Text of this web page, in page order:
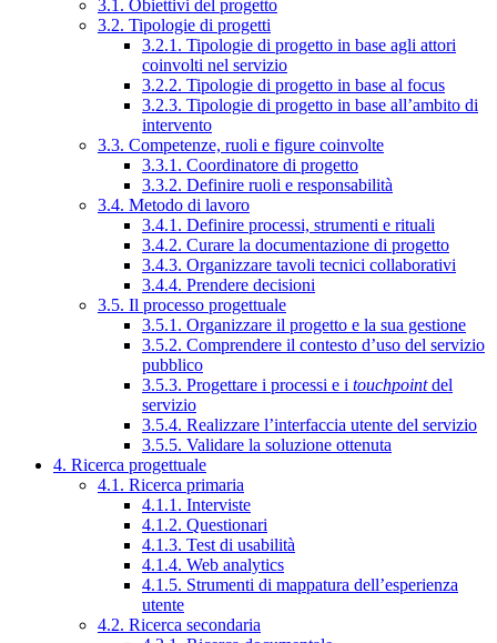
3.1. Obiettivi del progetto
3.2. Tipologie di progetti
3.2.1. Tipologie di progetto in base agli attori
coinvolti nel servizio
3.2.2. Tipologie di progetto in base al focus
3.2.3. Tipologie di progetto in base all’ambito di
intervento
3.3. Competenze, ruoli e figure coinvolte
3.3.1. Coordinatore di progetto
3.3.2. Definire ruoli e responsabilità
3.4. Metodo di lavoro
3.4.1. Definire processi, strumenti e rituali
3.4.2. Curare la documentazione di progetto
3.4.3. Organizzare tavoli tecnici collaborativi
3.4.4. Prendere decisioni
3.5. Il processo progettuale
3.5.1. Organizzare il progetto e la sua gestione
3.5.2. Comprendere il contesto d’uso del servizio
pubblico
3.5.3. Progettare i processi e i touchpointdel
servizio
3.5.4. Realizzare l’interfaccia utente del servizio
3.5.5. Validare la soluzione ottenuta
4. Ricerca progettuale
4.1. Ricerca primaria
4.1.1. Interviste
4.1.2. Questionari
4.1.3. Test di usabilità
4.1.4. Web analytics
4.1.5. Strumenti di mappatura dell’esperienza
utente
4.2. Ricerca secondaria